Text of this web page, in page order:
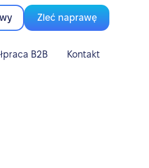
Zleć naprawę
B2B Kontakt